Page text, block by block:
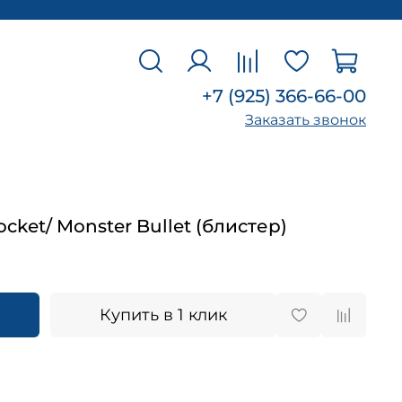
+7 (925) 366-66-00
Заказать звонок
Monster Bullet (блистер)
Купить в 1 клик